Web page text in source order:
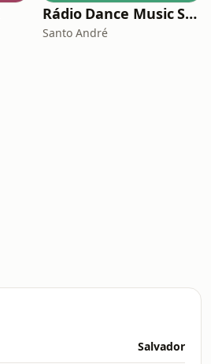
Rádio Dance Music Super Hits
Santo André
Salvador